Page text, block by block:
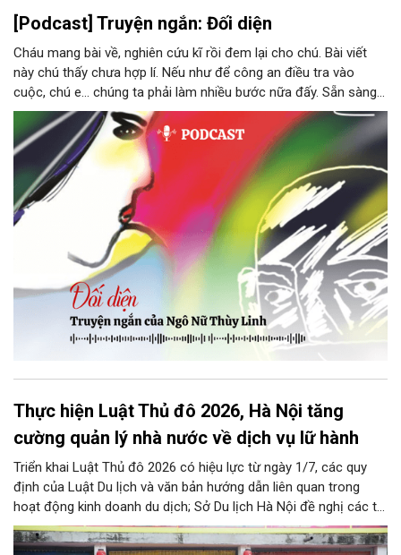
[Podcast] Truyện ngắn: Đối diện
Cháu mang bài về, nghiên cứu kĩ rồi đem lại cho chú. Bài viết
này chú thấy chưa hợp lí. Nếu như để công an điều tra vào
cuộc, chú e… chúng ta phải làm nhiều bước nữa đấy. Sẵn sàng
thì tiếp tục nhé! Chú Minh cầm tập bài viết đưa lại cho Thy. Cô
ngại ngùng đỡ lấy. Đây là lần thứ ba, loạt bài phóng sự của mình
bị Tổng biên tập kêu lên để trả lại...
Thực hiện Luật Thủ đô 2026, Hà Nội tăng
cường quản lý nhà nước về dịch vụ lữ hành
Triển khai Luật Thủ đô 2026 có hiệu lực từ ngày 1/7, các quy
định của Luật Du lịch và văn bản hướng dẫn liên quan trong
hoạt động kinh doanh du dịch; Sở Du lịch Hà Nội đề nghị các tổ
chức, đơn vị, doanh nghiệp kinh doanh dịch vụ lữ hành trên địa
bàn thành phố thực hiện một số nội dung quan trọng. Qua đó